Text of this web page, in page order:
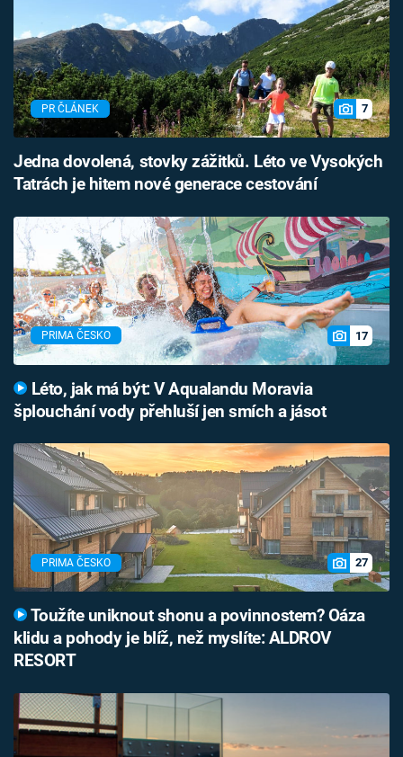
PR ČLÁNEK 7
Jedna dovolená, stovky zážitků. Léto ve Vysokých
Tatrách je hitem nové generace cestování
PRIMA ČESKO 17
Léto, jak má být: V Aqualandu Moravia
šplouchání vody přehluší jen smích a jásot
PRIMA ČESKO 27
Toužíte uniknout shonu a povinnostem? Oáza
klidu a pohody je blíž, než myslíte: ALDROV
RESORT